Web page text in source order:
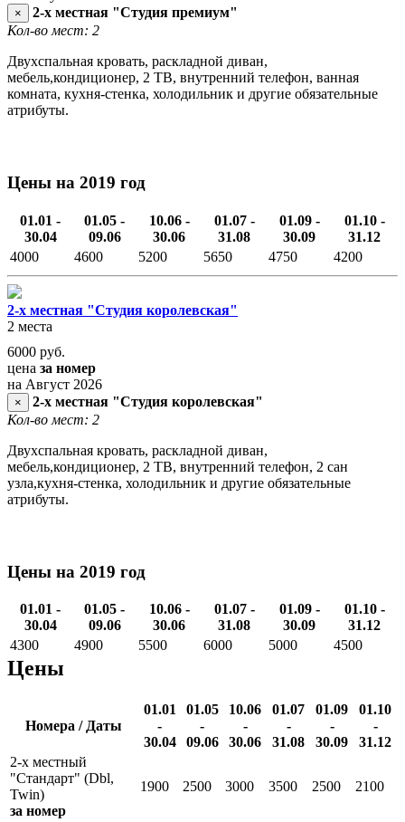
×
2-х местная "Студия премиум"
Кол-во мест: 2
Двухспальная кровать, раскладной диван,
мебель,кондиционер, 2 ТВ, внутренний телефон, ванная
комната, кухня-стенка, холодильник и другие обязательные
атрибуты.
Цены на 2019 год
01.01 -
30.04
01.05 -
09.06
10.06 -
30.06
01.07 -
31.08
01.09 -
30.09
01.10 -
31.12
4000
4600 5200 5650 4750 4200
2-х местная "Студия королевская"
2 места
6000 руб.
цена за номер
на Август 2026
×
2-х местная "Студия королевская"
Кол-во мест: 2
Двухспальная кровать, раскладной диван,
мебель,кондиционер, 2 ТВ, внутренний телефон, 2 сан
узла,кухня-стенка, холодильник и другие обязательные
атрибуты.
Цены на 2019 год
01.01 -
30.04
01.05 -
09.06
10.06 -
30.06
01.07 -
31.08
01.09 -
30.09
01.10 -
31.12
4300
4900 5500 6000 5000 4500
Цены
Номера / Даты
01.01
-
30.04
01.05
-
09.06
10.06
-
30.06
01.07
-
31.08
01.09
-
30.09
01.10
-
31.12
2-х местный
"Стандарт" (Dbl,
Twin)
за номер
1900 2500 3000 3500 2500 2100